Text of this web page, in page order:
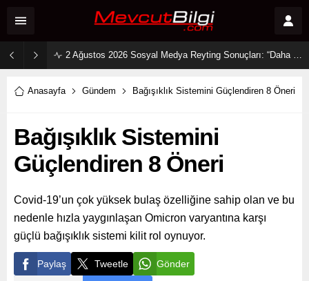
2 Ağustos 2026 Sosyal Medya Reyting Sonuçları: “Daha 17” Ekranlara Ambargo Koydu!
Anasayfa Gündem Bağışıklık Sistemini Güçlendiren 8 Öneri
Bağışıklık Sistemini
Güçlendiren 8 Öneri
Covid-19’un çok yüksek bulaş özelliğine sahip olan ve bu
nedenle hızla yaygınlaşan Omicron varyantına karşı
güçlü bağışıklık sistemi kilit rol oynuyor.
Paylaş Tweetle Gönder